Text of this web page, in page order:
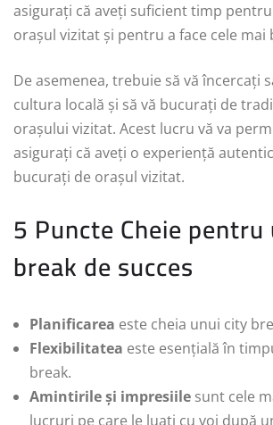
asigurați că aveți suficient timp
orașul vizitat și pentru a face cele
De asemenea, trebuie să vă încercați
cultura locală și să vă bucurați de
orașului vizitat. Acest lucru vă va
asigurați că aveți o experiență
bucurați de orașul vizitat.
5 Puncte Cheie
break de succes
Planificarea este cheia unui city
Flexibilitatea este esențială în
break.
Amintirile și impresiile sunt cele
lucruri pe care le luați cu voi după